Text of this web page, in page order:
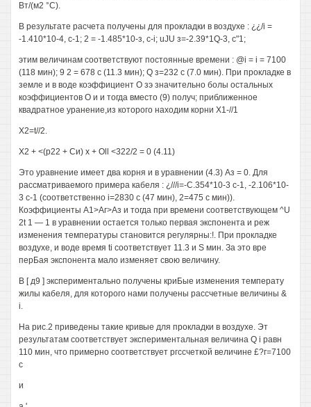
Вт/(м2 °С).
В результате расчета получены для прокладки в воздухе : ¿¿/i =
-1.410*10-4, с-1; 2 = -1.485*10-з, c-i; uJU з=-2.39*1Q-3, с"1;
этим величинам соответствуют постоянные времени : @i = i = 7100
(118 мин); 9 2 = 678 с (11.3 мин); Q з=232 с (7.0 мин). При прокладке в
земле и в воде коэффициент О зэ значительно болы остальных
коэффициентов О и и тогда вместо (9) получ; приближенное
квадратное уранение,из которого находим корни Х1-//1
X2=t//2.
X2 + <(р22 + Си) х + Oll <322/2 = 0 (4.11)
Это уравнение имеет два корня и в уравнении (4.3) Аз = 0. Для
рассматриваемого примера кабеля : ¿///i=-C.354*10-3 с-1, -2.106*10-
3 с-1 (соответственно i=2830 с (47 мин), 2=475 с мин)).
Коэффициенты А1>Аг>Аз и тогда при времени соответствующем ^U
2t 1 — 1 в уравнении остается только первая экспонента и реж
изменения температуры становится регулярны:!. При прокладке
воздухе, и воде время ti соответствует 11.3 и S мин. За это вре
перБая экспонента мало изменяет свою величину.
В [ д9 ] экспериментально получены криБые изменения температу
жилы кабеля, для которого нами получены рассчетные величины &
i.
На рис.2 приведены такие кривые для прокладки в воздухе. Эт
результатам соответствует экспериментальная величина Q i равн
110 мин, что примерно соответствует ргссчеткой величине £?г=7100
с
и